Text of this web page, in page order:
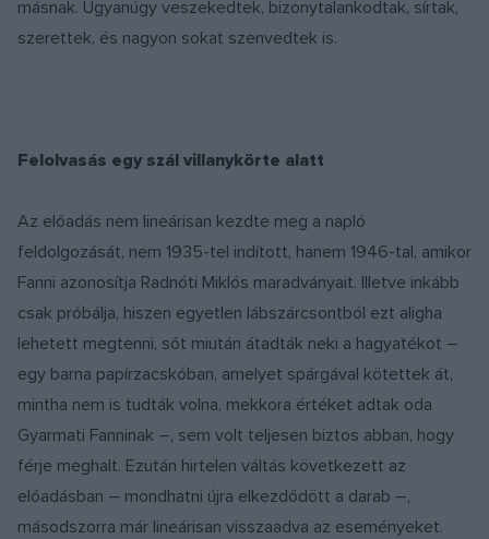
másnak. Ugyanúgy veszekedtek, bizonytalankodtak, sírtak,
szerettek, és nagyon sokat szenvedtek is.
Felolvasás egy szál villanykörte alatt
Az előadás nem lineárisan kezdte meg a napló
feldolgozását, nem 1935-tel indított, hanem 1946-tal, amikor
Fanni azonosítja Radnóti Miklós maradványait. Illetve inkább
csak próbálja, hiszen egyetlen lábszárcsontból ezt aligha
lehetett megtenni, sőt miután átadták neki a hagyatékot –
egy barna papírzacskóban, amelyet spárgával kötettek át,
mintha nem is tudták volna, mekkora értéket adtak oda
Gyarmati Fanninak –, sem volt teljesen biztos abban, hogy
férje meghalt. Ezután hirtelen váltás következett az
előadásban – mondhatni újra elkezdődött a darab –,
másodszorra már lineárisan visszaadva az eseményeket.